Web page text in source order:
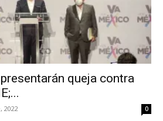
queja contra
2022 0